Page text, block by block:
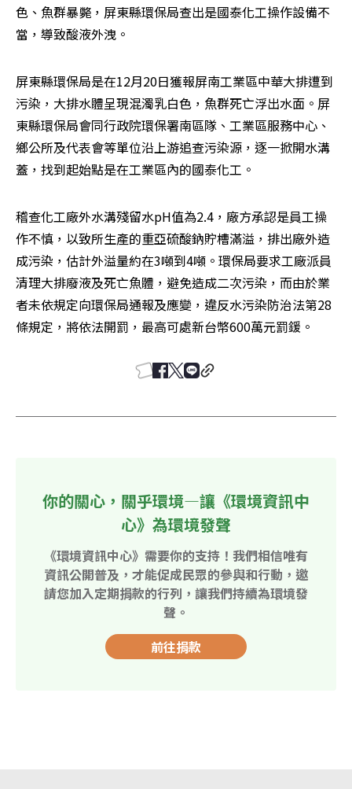
色、魚群暴斃，屏東縣環保局查出是國泰化工操作設備不
當，導致酸液外洩。
屏東縣環保局是在12月20日獲報屏南工業區中華大排遭到
污染，大排水體呈現混濁乳白色，魚群死亡浮出水面。屏
東縣環保局會同行政院環保署南區隊、工業區服務中心、
鄉公所及代表會等單位沿上游追查污染源，逐一掀開水溝
蓋，找到起始點是在工業區內的國泰化工。
稽查化工廠外水溝殘留水pH值為2.4，廠方承認是員工操
作不慎，以致所生產的重亞硫酸鈉貯槽滿溢，排出廠外造
成污染，估計外溢量約在3噸到4噸。環保局要求工廠派員
清理大排廢液及死亡魚體，避免造成二次污染，而由於業
者未依規定向環保局通報及應變，違反水污染防治法第28
條規定，將依法開罰，最高可處新台幣600萬元罰鍰。
你的關心，關乎環境—讓《環境資訊中
心》為環境發聲
《環境資訊中心》需要你的支持！我們相信唯有
資訊公開普及，才能促成民眾的參與和行動，邀
請您加入定期捐款的行列，讓我們持續為環境發
聲。
前往捐款